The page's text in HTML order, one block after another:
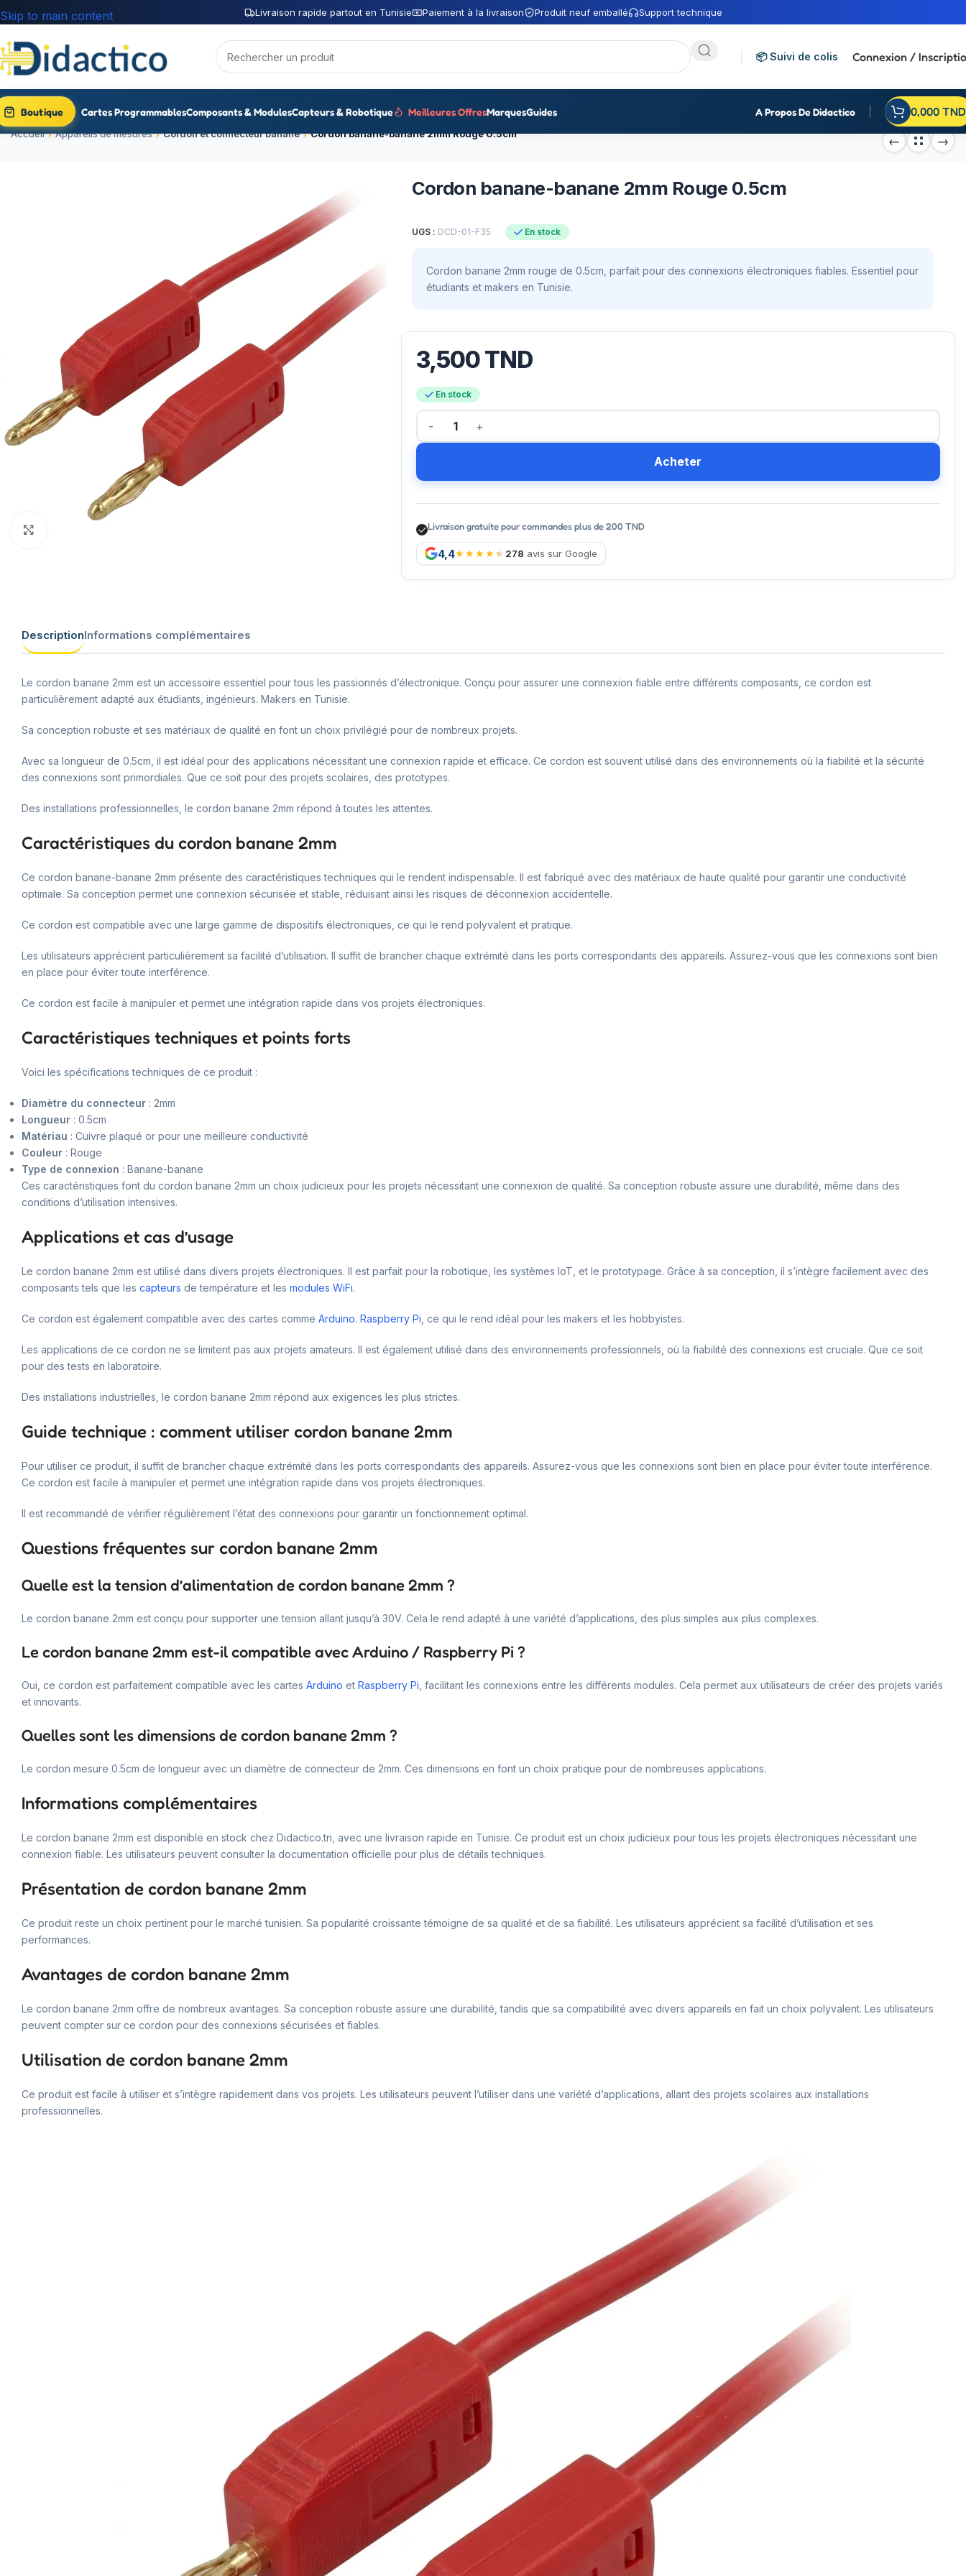
Livraison rapide partout en Tunisie Paiement à la livraison Produit neuf emballé Support technique
Skip to main content
📦 Suivi de colis Connexion /
Boutique Cartes ProgrammablesComposants & ModulesCapteurs & Robotique Meilleures OffresMarquesGuides A Propos De Didactico 0,000 TND
Accueil Appareils de mesures Cordon et connecteur banane Cordon banane-banane 2mm Rouge 0.5cm
Cordon banane-banane 2mm Rouge 0.5cm
UGS : DCD-01-F35 En stock
Cordon banane 2mm rouge de 0.5cm, parfait pour des connexions électroniques fiables. Essentiel pour
étudiants et makers en Tunisie.
3,500TND
En stock
Acheter
Livraison gratuite pour commandes plus de 200 TND
4,4 278 avis sur Google
DescriptionInformations complémentaires
Le cordon banane 2mm est un accessoire essentiel pour tous les passionnés d’électronique. Conçu pour assurer une connexion fiable entre différents composants, ce cordon est
particulièrement adapté aux étudiants, ingénieurs. Makers en Tunisie.
Sa conception robuste et ses matériaux de qualité en font un choix privilégié pour de nombreux projets.
Avec sa longueur de 0.5cm, il est idéal pour des applications nécessitant une connexion rapide et efficace. Ce cordon est souvent utilisé dans des environnements où la fiabilité et la sécurité
des connexions sont primordiales. Que ce soit pour des projets scolaires, des prototypes.
Des installations professionnelles, le cordon banane 2mm répond à toutes les attentes.
Caractéristiques du cordon banane 2mm
Ce cordon banane-banane 2mm présente des caractéristiques techniques qui le rendent indispensable. Il est fabriqué avec des matériaux de haute qualité pour garantir une conductivité
optimale. Sa conception permet une connexion sécurisée et stable, réduisant ainsi les risques de déconnexion accidentelle.
Ce cordon est compatible avec une large gamme de dispositifs électroniques, ce qui le rend polyvalent et pratique.
Les utilisateurs apprécient particulièrement sa facilité d’utilisation. Il suffit de brancher chaque extrémité dans les ports correspondants des appareils. Assurez-vous que les connexions sont bien
en place pour éviter toute interférence.
Ce cordon est facile à manipuler et permet une intégration rapide dans vos projets électroniques.
Caractéristiques techniques et points forts
Voici les spécifications techniques de ce produit :
Diamètre du connecteur : 2mm
Longueur : 0.5cm
Matériau : Cuivre plaqué or pour une meilleure conductivité
Couleur : Rouge
Type de connexion : Banane-banane
Ces caractéristiques font du cordon banane 2mm un choix judicieux pour les projets nécessitant une connexion de qualité. Sa conception robuste assure une durabilité, même dans des
conditions d’utilisation intensives.
Applications et cas d’usage
Le cordon banane 2mm est utilisé dans divers projets électroniques. Il est parfait pour la robotique, les systèmes IoT, et le prototypage. Grâce à sa conception, il s’intègre facilement avec des
composants tels que les capteurs de température et les modules WiFi.
Ce cordon est également compatible avec des cartes comme Arduino. Raspberry Pi , ce qui le rend idéal pour les makers et les hobbyistes.
Les applications de ce cordon ne se limitent pas aux projets amateurs. Il est également utilisé dans des environnements professionnels, où la fiabilité des connexions est cruciale. Que ce soit
pour des tests en laboratoire.
Des installations industrielles, le cordon banane 2mm répond aux exigences les plus strictes.
Guide technique : comment utiliser cordon banane 2mm
Pour utiliser ce produit, il suffit de brancher chaque extrémité dans les ports correspondants des appareils. Assurez-vous que les connexions sont bien en place pour éviter toute interférence.
Ce cordon est facile à manipuler et permet une intégration rapide dans vos projets électroniques.
Il est recommandé de vérifier régulièrement l’état des connexions pour garantir un fonctionnement optimal.
Questions fréquentes sur cordon banane 2mm
Quelle est la tension d’alimentation de cordon banane 2mm ?
Le cordon banane 2mm est conçu pour supporter une tension allant jusqu’à 30V. Cela le rend adapté à une variété d’applications, des plus simples aux plus complexes.
Le cordon banane 2mm est-il compatible avec Arduino / Raspberry Pi ?
Oui, ce cordon est parfaitement compatible avec les cartes Arduino et Raspberry Pi , facilitant les connexions entre les différents modules. Cela permet aux utilisateurs de créer des projets variés
et innovants.
Quelles sont les dimensions de cordon banane 2mm ?
Le cordon mesure 0.5cm de longueur avec un diamètre de connecteur de 2mm. Ces dimensions en font un choix pratique pour de nombreuses applications.
Informations complémentaires
Le cordon banane 2mm est disponible en stock chez Didactico.tn, avec une livraison rapide en Tunisie. Ce produit est un choix judicieux pour tous les projets électroniques nécessitant une
connexion fiable. Les utilisateurs peuvent consulter la documentation officielle pour plus de détails techniques.
Présentation de cordon banane 2mm
Ce produit reste un choix pertinent pour le marché tunisien. Sa popularité croissante témoigne de sa qualité et de sa fiabilité. Les utilisateurs apprécient sa facilité d’utilisation et ses
performances.
Avantages de cordon banane 2mm
Le cordon banane 2mm offre de nombreux avantages. Sa conception robuste assure une durabilité, tandis que sa compatibilité avec divers appareils en fait un choix polyvalent. Les utilisateurs
peuvent compter sur ce cordon pour des connexions sécurisées et fiables.
Utilisation de cordon banane 2mm
Ce produit est facile à utiliser et s’intègre rapidement dans vos projets. Les utilisateurs peuvent l’utiliser dans une variété d’applications, allant des projets scolaires aux installations
professionnelles.